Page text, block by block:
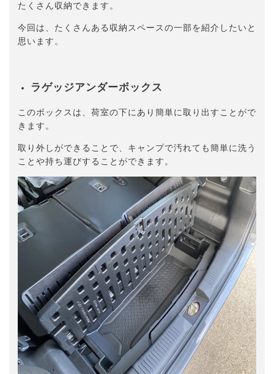
たくさん収納できます。
今回は、たくさんある収納スペースの一部を紹介したいと
思います。
ラゲッジアンダーボックス
このボックスは、荷室の下にあり簡単に取り出すことがで
きます。
取り外しができることで、キャンプで汚れても簡単に洗う
ことや持ち運びすることができます。